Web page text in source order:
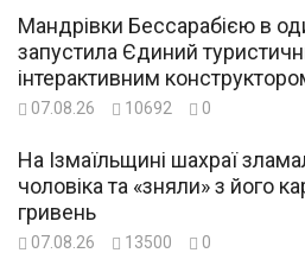
Мандрівки Бессарабією в
запустила Єдиний
інтерактивним
07.08.26 10692 0
На Ізмаїльщині шахраї
чоловіка та «зняли» з його
гривень
07.08.26 13500 0